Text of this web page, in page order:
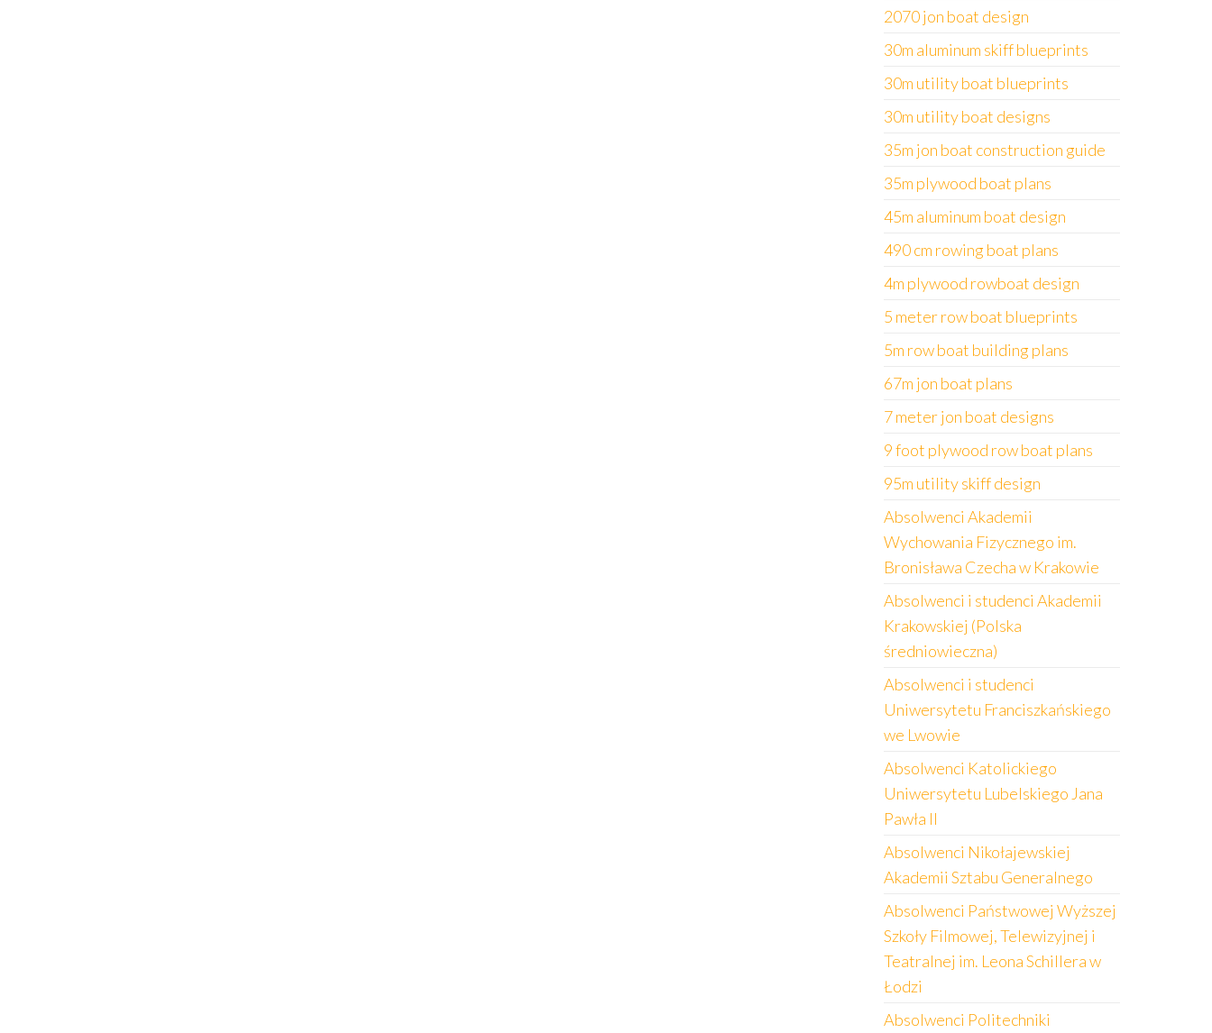
2070 jon boat design
30m aluminum skiff blueprints
30m utility boat blueprints
30m utility boat designs
35m jon boat construction guide
35m plywood boat plans
45m aluminum boat design
490 cm rowing boat plans
4m plywood rowboat design
5 meter row boat blueprints
5m row boat building plans
67m jon boat plans
7 meter jon boat designs
9 foot plywood row boat plans
95m utility skiff design
Absolwenci Akademii
Wychowania Fizycznego im.
Bronisława Czecha w Krakowie
Absolwenci i studenci Akademii
Krakowskiej (Polska
średniowieczna)
Absolwenci i studenci
Uniwersytetu Franciszkańskiego
we Lwowie
Absolwenci Katolickiego
Uniwersytetu Lubelskiego Jana
Pawła II
Absolwenci Nikołajewskiej
Akademii Sztabu Generalnego
Absolwenci Państwowej Wyższej
Szkoły Filmowej, Telewizyjnej i
Teatralnej im. Leona Schillera w
Łodzi
Absolwenci Politechniki